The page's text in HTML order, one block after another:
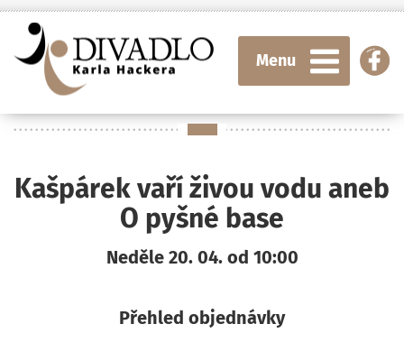
Menu
Kašpárek vaří živou vodu aneb
O pyšné base
Neděle 20. 04. od 10:00
Přehled objednávky